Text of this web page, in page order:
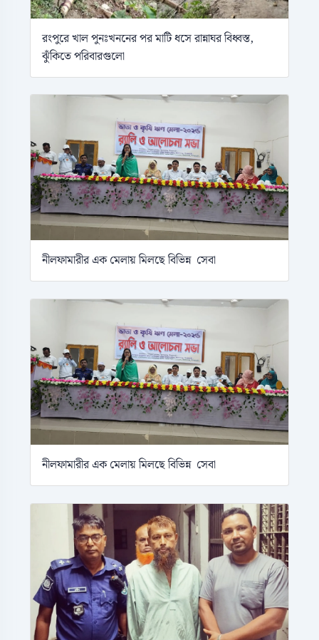
রংপুরে খাল পুনঃখননের পর মাটি ধসে রান্নাঘর বিধ্বস্ত,
ঝুঁকিতে পরিবারগুলো
নীলফামারীর এক মেলায় মিলছে বিভিন্ন সেবা
নীলফামারীর এক মেলায় মিলছে বিভিন্ন সেবা